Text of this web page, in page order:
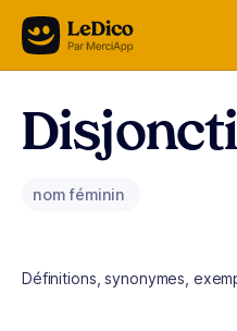
Aller au contenu
nom féminin
Définitions, synonymes,